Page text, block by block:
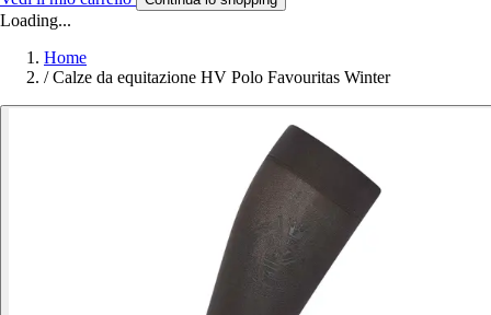
Loading...
Home
/ Calze da equitazione HV Polo Favouritas Winter